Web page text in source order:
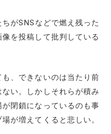
がSNSなどで燃え残った
を投稿して批判している
、できないのは当たり前
い。しかしそれらが積み
閉鎖になっているのも事
が増えてくると悲しい。